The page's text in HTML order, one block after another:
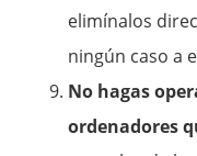
elimínalos
ningún caso a
No hagas
ordenadores